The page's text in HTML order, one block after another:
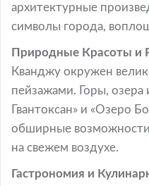
архитектурные
символы города,
Природные Красоты и
Кванджу окружен
пейзажами. Горы, озера
Гвантоксан» и «Озеро
обширные
на свежем воздухе.
Гастрономия и